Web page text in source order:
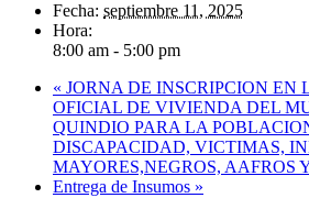
Fecha: septiembre 11, 2025
Hora:
8:00 am - 5:00 pm
« JORNA DE INSCRIPCION EN
OFICIAL DE VIVIENDA DEL
QUINDIO PARA LA
DISCAPACIDAD, VICTIMAS,
MAYORES,NEGROS, AAFROS
Entrega de Insumos »